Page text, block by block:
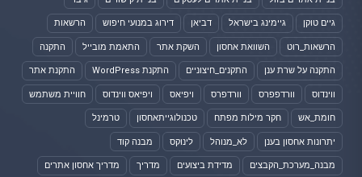
גיים טוקן גיימינג בישראל דביאן דירוג במנועי חיפוש הרשאות
הרשאות_רוט השוואת אחסון השקת אתר התאמת מובייל התקנה
התקנה על שרת ענן התקנים_חיצוניים התקנת WordPress התקנת אתר
ווינדוס וורדפפרס וורדפרס ויפיאס ויפיאס ווינדוס חוויית משתמש
חומת_אש חקר מילות מפתח טכנולוגייתאחסון טרמינל
יתרונות אחסון בענן לא_מנוהל לינוקס מבנה קוד
מבנה_מערכת_הקבצים מדידת ביצועים מדריך מדריך אחסון אתרים